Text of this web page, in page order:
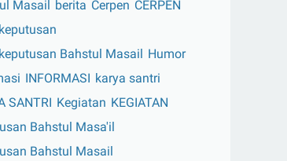
Masail berita Cerpen CERPEN
Bahstul Masail Humor
INFORMASI karya santri
SANTRI Kegiatan KEGIATAN
Bahstul Masa'il
Bahstul Masail